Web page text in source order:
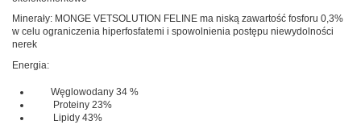
Minerały: MONGE VETSOLUTION FELINE ma niską zawartość fosforu 0,3%
w celu ograniczenia hiperfosfatemi i spowolnienia postępu niewydolności
nerek
Energia:
Węglowodany 34 %
Proteiny 23%
Lipidy 43%